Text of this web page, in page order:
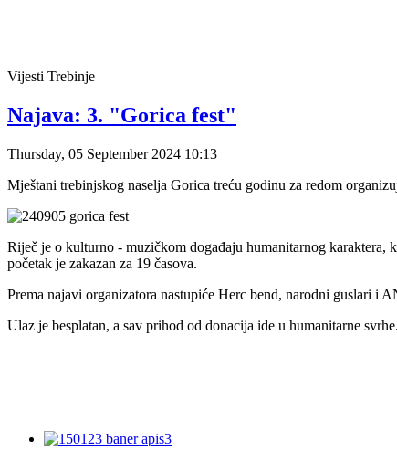
Vijesti Trebinje
Najava: 3. "Gorica fest"
Thursday, 05 September 2024 10:13
Mještani trebinjskog naselja Gorica treću godinu za redom
Riječ je o kulturno - muzičkom događaju humanitarnog karaktera,
početak je zakazan za 19 časova.
Prema najavi organizatora nastupiće Herc bend, narodni guslari i
Ulaz je besplatan, a sav prihod od donacija ide u humanitarne svrhe.